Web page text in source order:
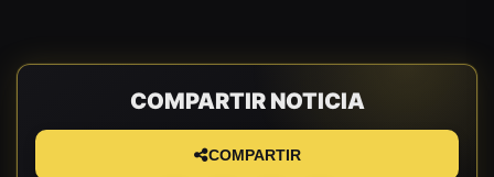
COMPARTIR NOTICIA
COMPARTIR